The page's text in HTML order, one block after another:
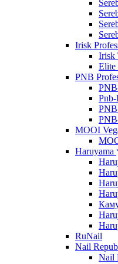
Irisk
Irisk
Elite
PNB
MOOI
Haruyama
RuNail
Nail
Nail